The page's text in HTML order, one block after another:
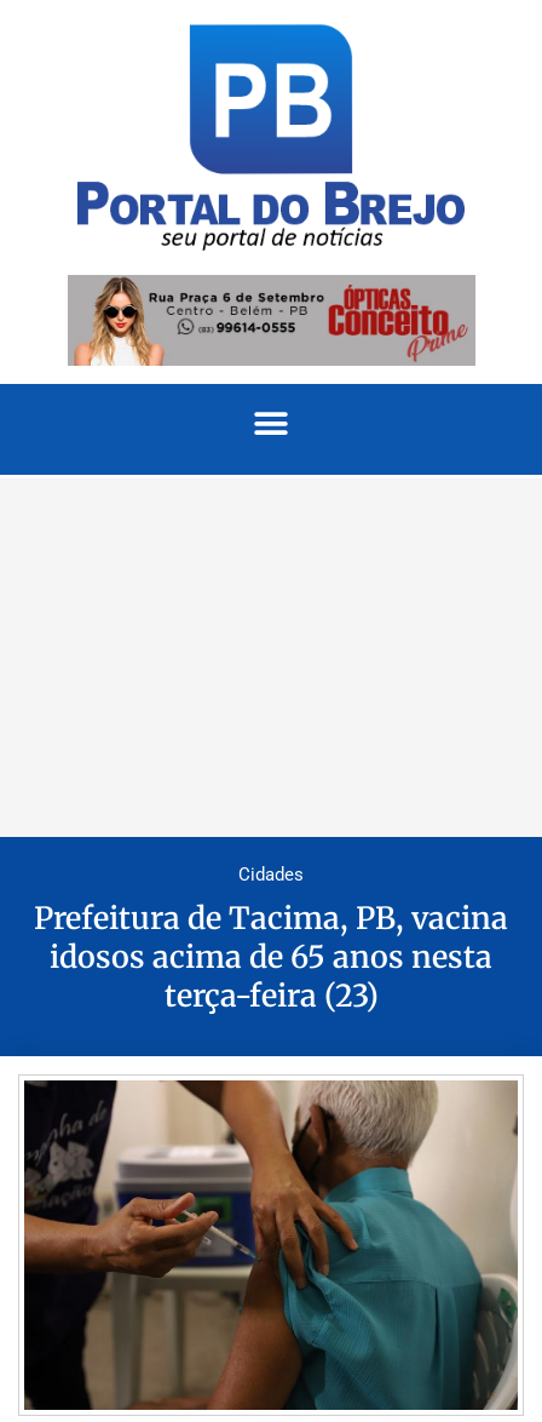
Cidades
Prefeitura de Tacima, PB, vacina
idosos acima de 65 anos nesta
terça-feira (23)